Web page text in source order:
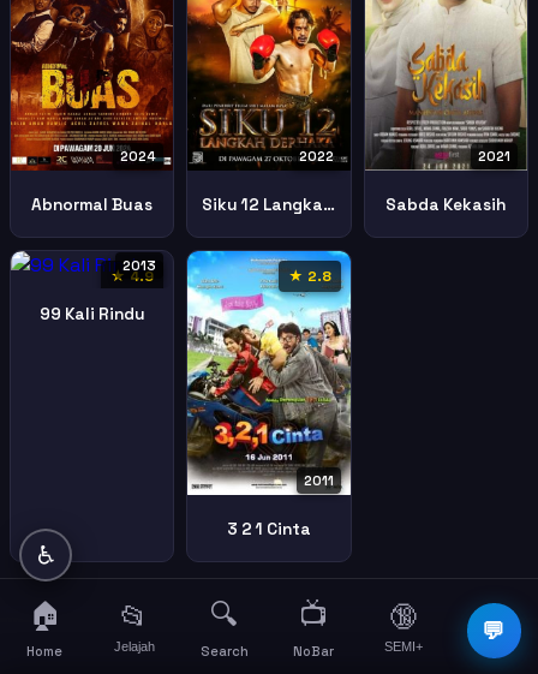
2024
Abnormal Buas
2022
Siku 12 Langkah Derhaka
2021
Sabda Kekasih
★ 4.9
2013
99 Kali Rindu
★ 2.8
2011
3 2 1 Cinta
💬
♿
🏠
Home
📂
Jelajah
🔍
Search
📺
NoBar
🔞
SEMI+
☰